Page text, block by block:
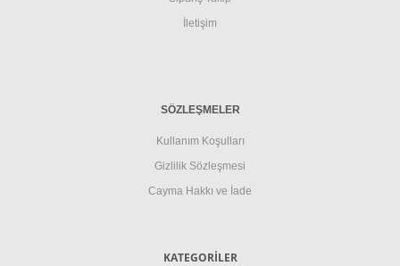
İletişim
SÖZLEŞMELER
Kullanım Koşulları
Gizlilik Sözleşmesi
Cayma Hakkı ve İade
KATEGORİLER